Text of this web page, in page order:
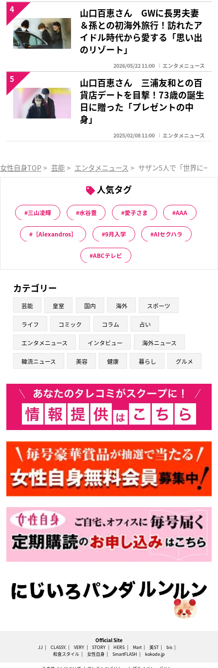
山口百恵さん GWに長男夫妻
＆孫との初海外旅行！訪れたア
イドル時代から愛する「思い出
のリゾート」
2026/05/22 11:00 エンタメニュース
4
山口百恵さん 三浦友和との百
貨店デートを目撃！73歳の誕生
日に贈った「プレゼントの中
身」
2025/02/08 11:00 エンタメニュース
5
女性自身TOP > 芸能 > エンタメニュース > サザン5人で「世界に一
人気タグ
三山凌輝 水谷豊 愛子さま AAA
［Alexandros］ 9月入学 AIセクハラ
ABCテレビ
カテゴリー
芸能 皇室 国内 海外 スポーツ
ライフ コミック コラム 占い
エンタメニュース インタビュー 海外ニュース
韓流ニュース 美容 健康 暮らし グルメ
Official Site
JJ CLASSY. VERY STORY HERS Mart 美ST
bis
和食スタイル
女性自身 SmartFLASH kokode.jp